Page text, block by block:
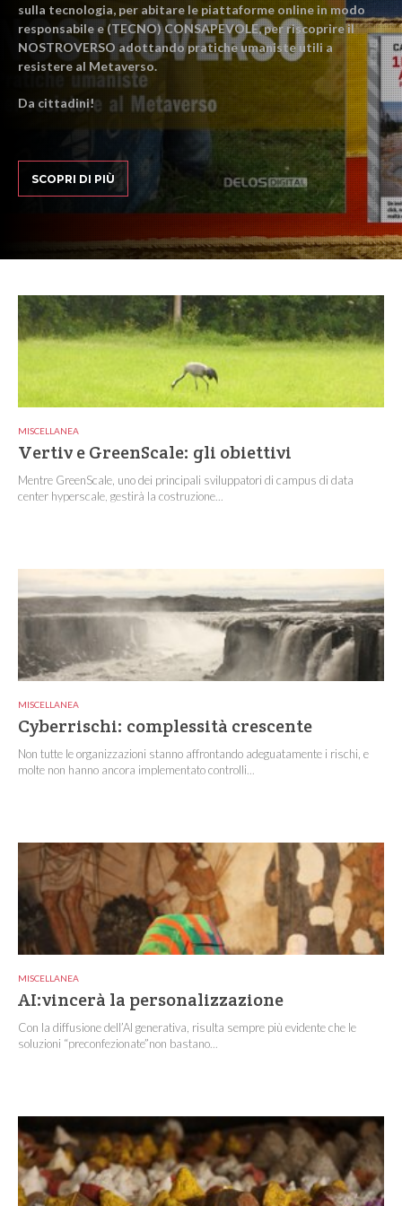
sulla tecnologia, per abitare le piattaforme online in modo
responsabile e (TECNO) CONSAPEVOLE, per riscoprire il
NOSTROVERSO adottando pratiche umaniste utili a
resistere al Metaverso.
Da cittadini!
SCOPRI DI PIÙ
MISCELLANEA
Vertiv e GreenScale: gli obiettivi
Mentre GreenScale, uno dei principali sviluppatori di campus di data
center hyperscale, gestirà la costruzione...
MISCELLANEA
Cyberrischi: complessità crescente
Non tutte le organizzazioni stanno affrontando adeguatamente i rischi, e
molte non hanno ancora implementato controlli...
MISCELLANEA
AI:vincerà la personalizzazione
Con la diffusione dell’AI generativa, risulta sempre più evidente che le
soluzioni “preconfezionate”non bastano...